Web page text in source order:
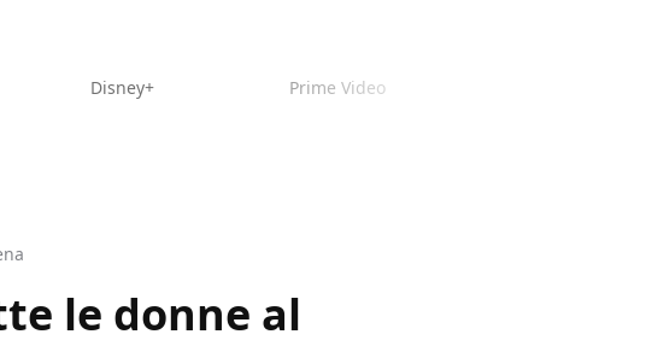
Disney+ Prime Video
le donne al